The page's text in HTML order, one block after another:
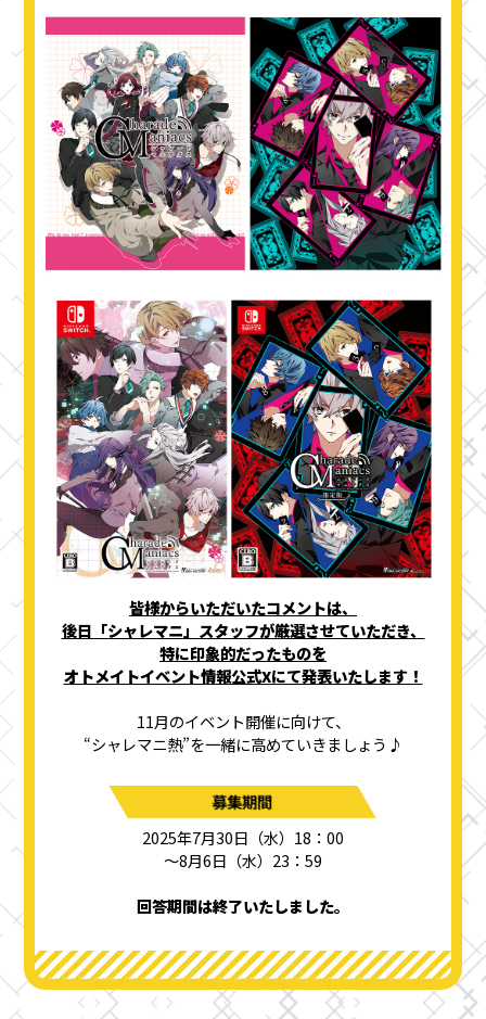
皆様からいただいたコメントは、
後日「シャレマニ」スタッフが厳選させていただき、
特に印象的だったものを
オトメイトイベント情報公式Xにて発表いたします！
11月のイベント開催に向けて、
“シャレマニ熱”を一緒に高めていきましょう♪
募集期間
2025年7月30日（水）18：00
～8月6日（水）23：59
回答期間は終了いたしました。